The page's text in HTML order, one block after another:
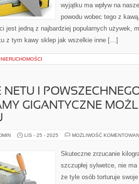
wyjątku ma wpływ na
powodu wobec tego z
jest jedną z najbardziej popularnych używek,
z tym kawy sklep jak wszelkie inne […]
NIERUCHOMOŚCI
NETU I
GIGANTYCZNE
LIS - 25 - 2025 MOŻLIWOŚĆ
Skuteczne zrzucanie
szczupłej sylwetce, nie
że tyle osób torturuje